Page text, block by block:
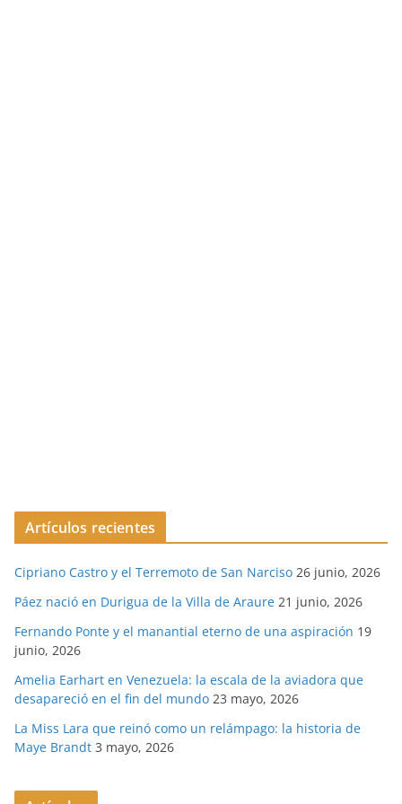
Artículos recientes
Cipriano Castro y el Terremoto de San Narciso 26 junio, 2026
Páez nació en Durigua de la Villa de Araure 21 junio, 2026
Fernando Ponte y el manantial eterno de una aspiración 19
junio, 2026
Amelia Earhart en Venezuela: la escala de la aviadora que
desapareció en el fin del mundo 23 mayo, 2026
La Miss Lara que reinó como un relámpago: la historia de
Maye Brandt 3 mayo, 2026